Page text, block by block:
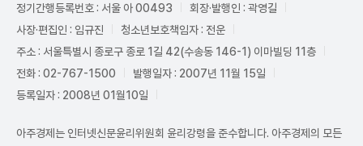
정기간행등록번호 : 서울 아 00493
회장·발행인 : 곽영길
사장·편집인 : 임규진
청소년보호책임자 : 전운
주소 : 서울특별시 종로구 종로 1길 42(수송동 146-1) 이마빌딩 11층
전화 : 02-767-1500
발행일자 : 2007년 11월 15일
등록일자 : 2008년 01월10일
아주경제는 인터넷신문윤리위원회 윤리강령을 준수합니다. 아주경제의 모든